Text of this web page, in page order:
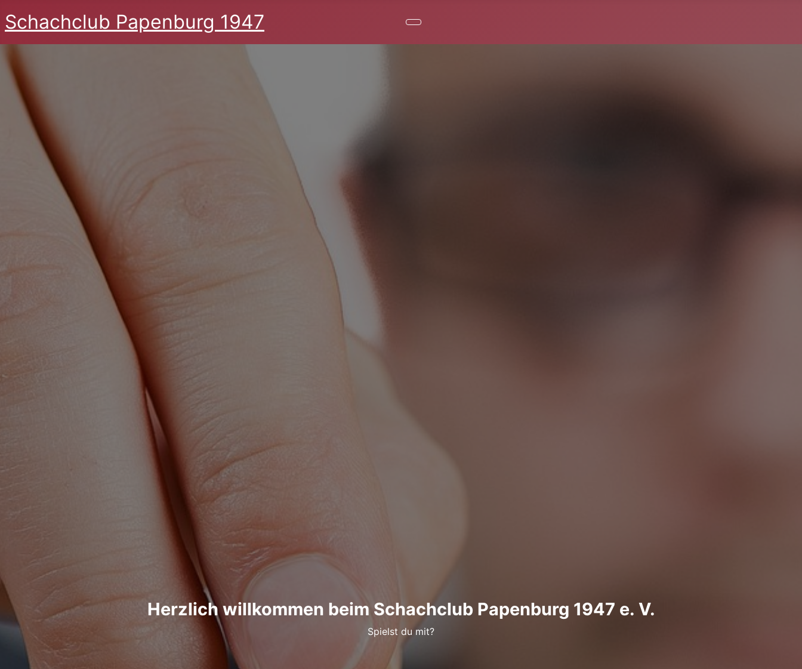
Schachclub Papenburg 1947
Herzlich willkommen beim Schachclub Papenburg 1947 e. V.
Spielst du mit?